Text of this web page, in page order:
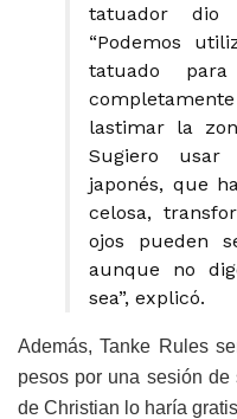
tatuador
“Podemos
tatuado
lastimar la
Sugiero usar
japonés, que
celosa,
ojos pueden
aunque no
sea”, explicó.
Además, Tanke Rules
pesos por una sesión
de Christian lo haría